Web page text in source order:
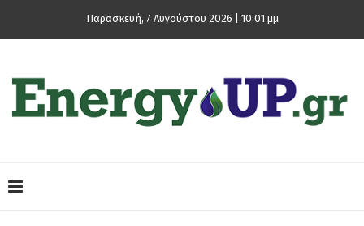
Παρασκευή, 7 Αυγούστου 2026 | 10:01 μμ